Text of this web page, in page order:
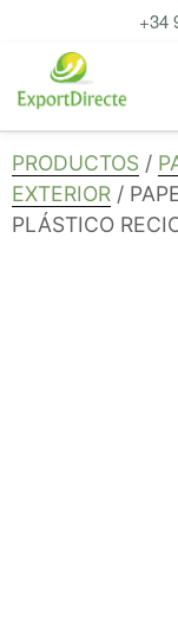
contenido
+34
PRODUCTOS /
EXTERIOR /
PLÁSTICO